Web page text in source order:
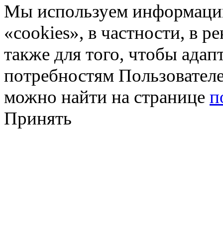
Мы используем
«cookies», в частности, в
также для того, чтобы
потребностям
можно найти на странице
Принять